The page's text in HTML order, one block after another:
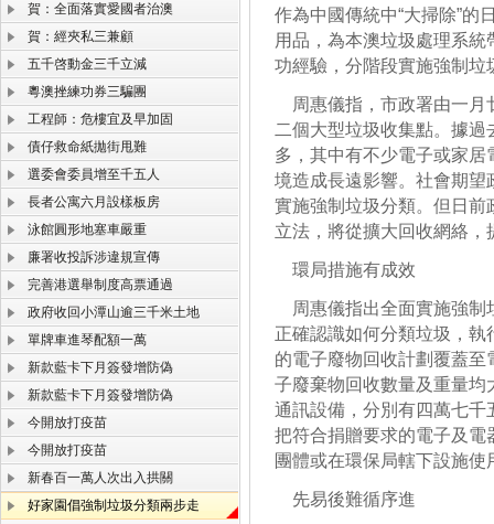
賀：全面落實愛國者治澳
賀：經夾私三兼顧
五千啓動金三千立減
粵澳挫練功券三騙團
工程師：危樓宜及早加固
債仔救命紙拋街甩難
選委會委員增至千五人
長者公寓六月設樣板房
泳館圓形地塞車嚴重
廉署收投訴涉違規宣傳
完善港選舉制度高票通過
政府收回小潭山逾三千米土地
單牌車進琴配額一萬
新款藍卡下月簽發增防偽
新款藍卡下月簽發增防偽
今開放打疫苗
今開放打疫苗
新春百一萬人次出入拱關
好家園倡強制垃圾分類兩步走
作為中國傳統中“大掃除”的
用品，為本澳垃圾處理系
功經驗，分階段實施強制垃
周惠儀指，市政署由一月
二個大型垃圾收集點。據
多，其中有不少電子或家
境造成長遠影響。社會期
實施強制垃圾分類。但日
立法，將從擴大回收網絡
環局措施有成效
周惠儀指出全面實施強制
正確認識如何分類垃圾，
的電子廢物回收計劃覆蓋
子廢棄物回收數量及重量
通訊設備，分別有四萬七
把符合捐贈要求的電子及
團體或在環保局轄下設施使
先易後難循序進